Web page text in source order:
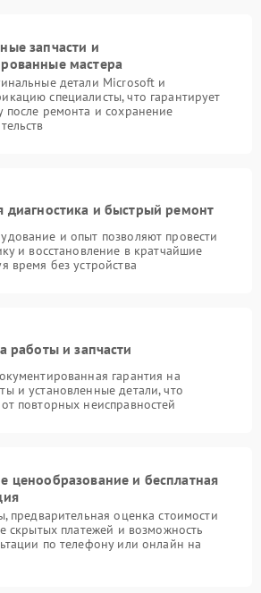
запчасти и
мастера
детали Microsoft и
специалисты, что гарантирует
после ремонта и сохранение
диагностика и быстрый ремонт
и опыт позволяют провести
и восстановление в кратчайшие
время без устройства
работы и запчасти
гарантия на
и установленные детали, что
повторных неисправностей
ценообразование и бесплатная
предварительная оценка стоимости
скрытых платежей и возможность
по телефону или онлайн на